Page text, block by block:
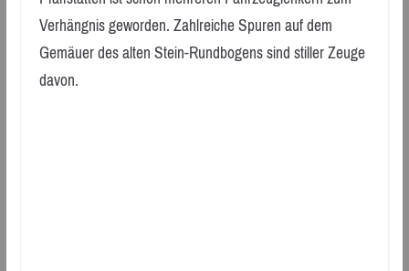
Verhängnis geworden. Zahlreiche Spuren auf dem
Gemäuer des alten Stein-Rundbogens sind stiller Zeuge
davon.